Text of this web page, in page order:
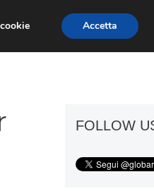
ART GOSSIP FIERE
FOLLOW
Accetta